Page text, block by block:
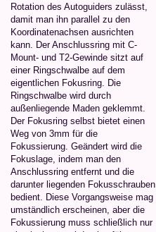
Rotation des Autoguiders zulässt,
damit man ihn parallel zu den
Koordinatenachsen ausrichten
kann. Der Anschlussring mit C-
Mount- und T2-Gewinde sitzt auf
einer Ringschwalbe auf dem
eigentlichen Fokusring. Die
Ringschwalbe wird durch
außenliegende Maden geklemmt.
Der Fokusring selbst bietet einen
Weg von 3mm für die
Fokussierung. Geändert wird die
Fokuslage, indem man den
Anschlussring entfernt und die
darunter liegenden Fokusschrauben
bedient. Diese Vorgangsweise mag
umständlich erscheinen, aber die
Fokussierung muss schließlich nur